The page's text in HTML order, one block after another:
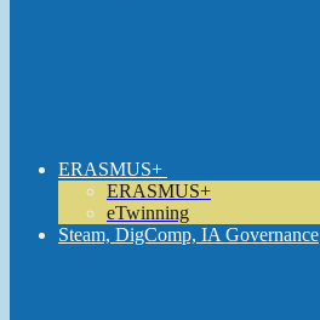
ERASMUS+
ERASMUS+
eTwinning
Steam, DigComp, IA Governance